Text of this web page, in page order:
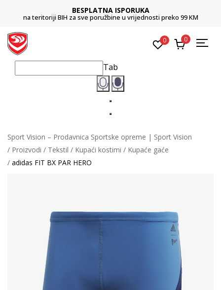
BESPLATNA ISPORUKA
na teritoriji BIH za sve poružbine u vrijednosti preko 99 KM
0 0
Tab
Sport Vision – Prodavnica Sportske opreme | Sport Vision
Proizvodi
Tekstil Kupaći kostimi
Kupaće gaće
adidas FIT BX PAR HERO